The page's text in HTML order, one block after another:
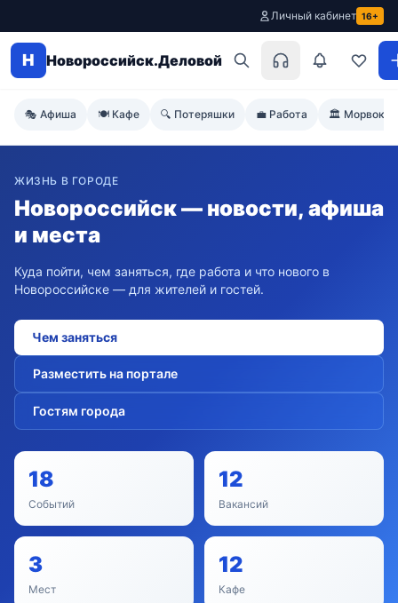
Личный кабинет 16+
Н Новороссийск.Деловой
🎭 Афиша 🍽️ Кафе 🔍 Потеряшки 💼 Работа 🏛️
ЖИЗНЬ В ГОРОДЕ
Новороссийск — новости, афиша
и места
Куда пойти, чем заняться, где работа и что нового в
Новороссийске — для жителей и гостей.
Чем заняться
Разместить на портале
Гостям города
18
Событий
12
Вакансий
3
Мест
12
Кафе